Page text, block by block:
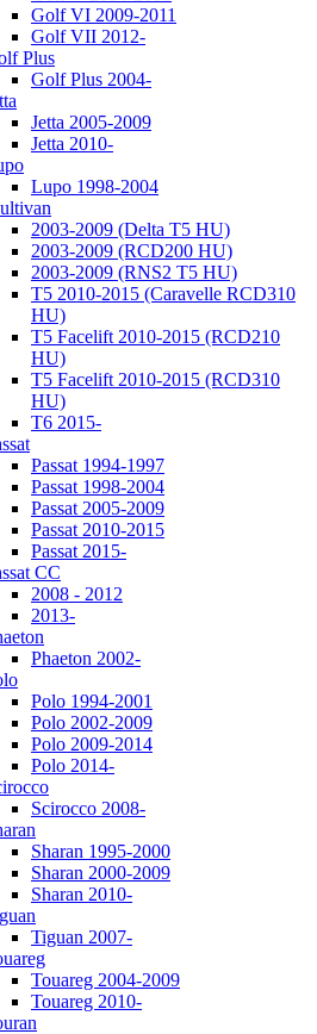
Golf VI 2009-2011
Golf VII 2012-
Plus
Golf Plus 2004-
Jetta 2005-2009
Jetta 2010-
Lupo 1998-2004
2003-2009 (Delta T5 HU)
2003-2009 (RCD200 HU)
2003-2009 (RNS2 T5 HU)
T5 2010-2015 (Caravelle RCD310
HU)
T5 Facelift 2010-2015 (RCD210
HU)
T5 Facelift 2010-2015 (RCD310
HU)
T6 2015-
Passat 1994-1997
Passat 1998-2004
Passat 2005-2009
Passat 2010-2015
Passat 2015-
CC
2008 - 2012
2013-
Phaeton 2002-
Polo 1994-2001
Polo 2002-2009
Polo 2009-2014
Polo 2014-
Scirocco 2008-
Sharan 1995-2000
Sharan 2000-2009
Sharan 2010-
Tiguan 2007-
Touareg 2004-2009
Touareg 2010-